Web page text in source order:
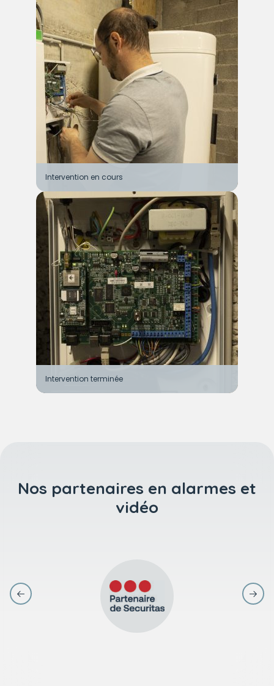
Intervention en cours
Intervention terminée
Nos partenaires en alarmes et
vidéo